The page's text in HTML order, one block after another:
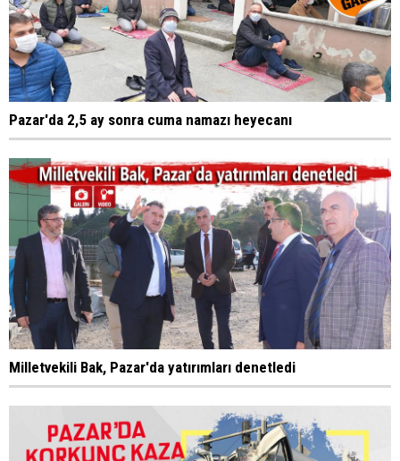
Pazar'da 2,5 ay sonra cuma namazı heyecanı
Milletvekili Bak, Pazar'da yatırımları denetledi